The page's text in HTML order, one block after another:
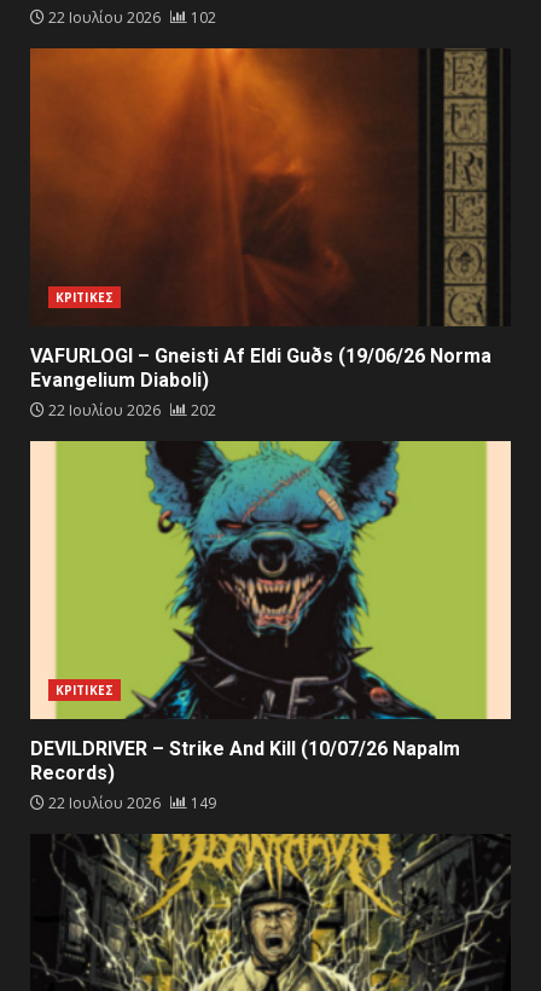
22 Ιουλίου 2026 102
ΚΡΙΤΙΚΕΣ
VAFURLOGI – Gneisti Af Eldi Guðs (19/06/26 Norma
Evangelium Diaboli)
22 Ιουλίου 2026 202
ΚΡΙΤΙΚΕΣ
DEVILDRIVER – Strike And Kill (10/07/26 Napalm
Records)
22 Ιουλίου 2026 149